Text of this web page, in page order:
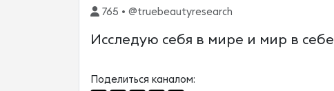
765 • @truebeautyresearch
Исследую себя в мире и мир в себе
Поделиться каналом: